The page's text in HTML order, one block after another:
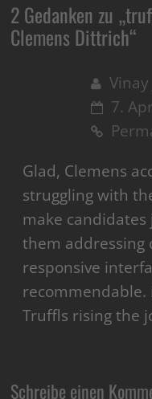
2 Gedanken zu „
Clemens Dittrich“
Vinay
7.
Glad, Clemens
struggling with
make
them addressing
responsive
recommendable.
Truffls rising the
Schreibe einen